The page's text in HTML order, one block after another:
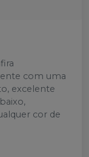
com uma
excelente
cor de